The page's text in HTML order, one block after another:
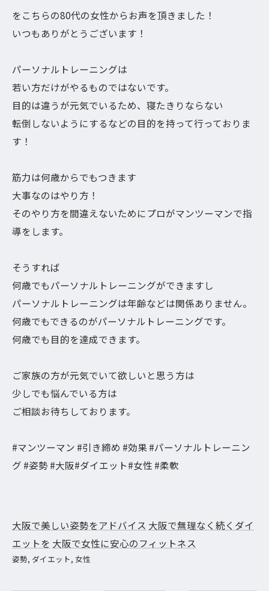
をこちらの80代の女性からお声を頂きました！
いつもありがとうございます！
パーソナルトレーニングは
若い方だけがやるものではないです。
目的は違うが元気でいるため、寝たきりならない
転倒しないようにするなどの目的を持って行っておりま
す！
筋力は何歳からでもつきます
大事なのはやり方！
そのやり方を間違えないためにプロがマンツーマンで指
導をします。
そうすれば
何歳でもパーソナルトレーニングができますし
パーソナルトレーニングは年齢などは関係ありません。
何歳でもできるのがパーソナルトレーニングです。
何歳でも目的を達成できます。
ご家族の方が元気でいて欲しいと思う方は
少しでも悩んでいる方は
ご相談お待ちしております。
#マンツーマン #引き締め #効果 #パーソナルトレーニン
グ #姿勢 #大阪#ダイエット#女性 #柔軟
大阪で美しい姿勢をアドバイス 大阪で無理なく続くダイ
エットを 大阪で女性に安心のフィットネス
姿勢 ダイエット 女性